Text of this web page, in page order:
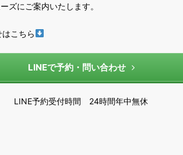
ズにご案内いたします。
こちら
LINEで予約・問い合わせ
LINE予約受付時間 24時間年中無休